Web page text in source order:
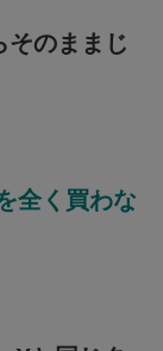
そのままじ
全く買わな